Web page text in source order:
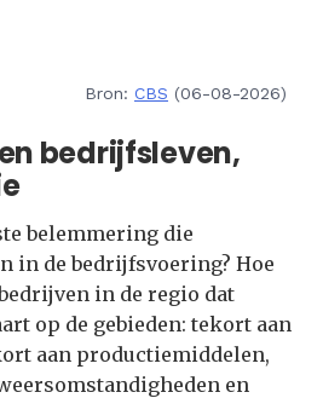
Bron: CBS (06-08-2026)
bedrijfsleven,
belemmering die
in de bedrijfsvoering? Hoe
in de regio dat
op de gebieden: tekort aan
aan productiemiddelen,
en